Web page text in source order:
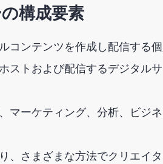
構成要素
コンテンツを作成し配信する個
ストおよび配信するデジタル
マーケティング、分析、ビジ
、さまざまな方法でクリエイ